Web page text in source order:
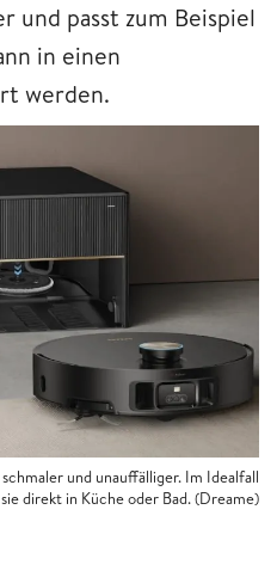
und passt zum Beispiel
in einen
werden.
und unauffälliger. Im Idealfall
direkt in Küche oder Bad. (Dreame)